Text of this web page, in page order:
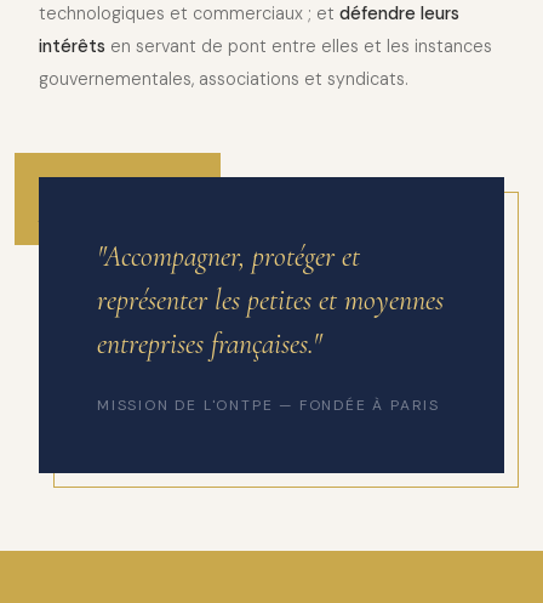
technologiques et commerciaux ; et défendre leurs
intérêts en servant de pont entre elles et les instances
gouvernementales, associations et syndicats.
2010
ANNÉE DE FONDATION
"Accompagner, protéger et
représenter les petites et moyennes
entreprises françaises."
MISSION DE L'ONTPE — FONDÉE À PARIS